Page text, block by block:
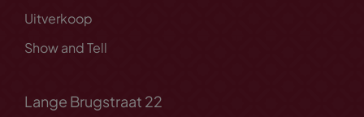
Uitverkoop
Show and Tell
Lange Brugstraat 22